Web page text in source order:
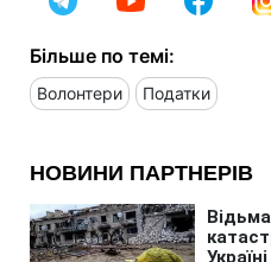
Більше по темі:
Волонтери Податки